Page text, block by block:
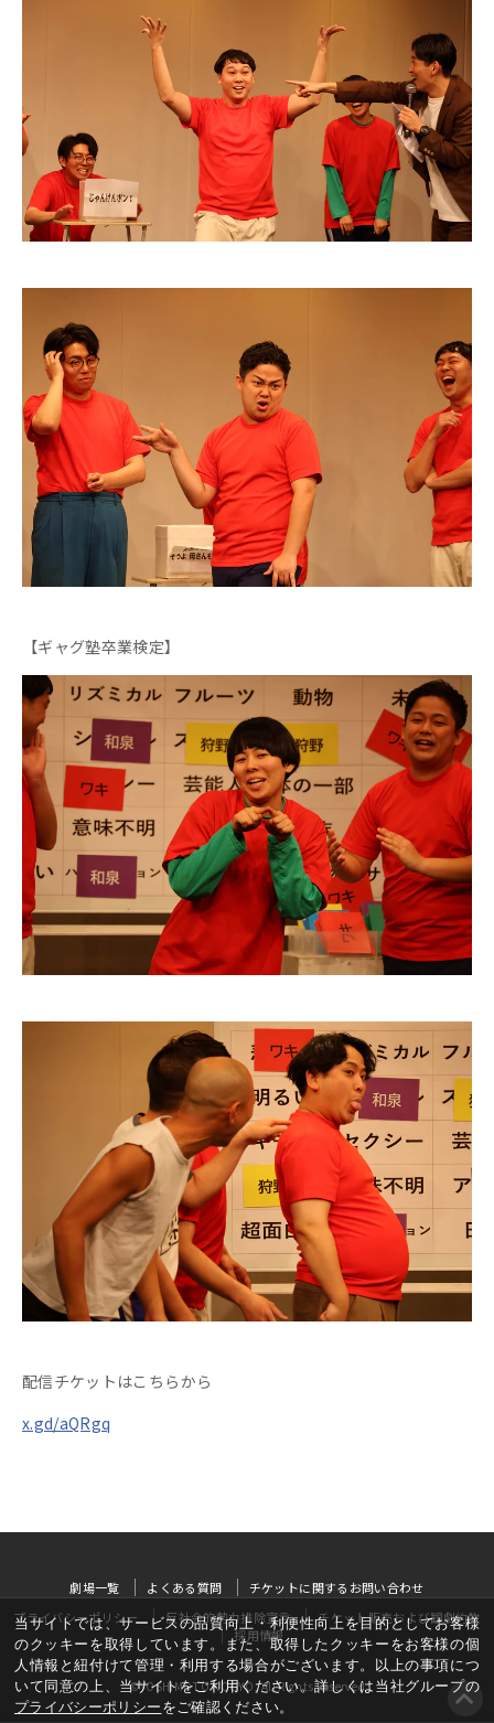
【ギャグ塾卒業検定】
配信チケットはこちらから
x.gd/aQRgq
当サイトでは、サービスの品質向上・利便性向上を目的としてお客様
のクッキーを取得しています。また、取得したクッキーをお客様の個
人情報と紐付けて管理・利用する場合がございます。以上の事項につ
いて同意の上、当サイトをご利用ください。詳しくは当社グループの
プライバシーポリシーをご確認ください。
劇場一覧 よくある質問
チケットに関するお問い合わせ
プライバシーポリシー
反社会的勢力排除宣言
チケット販売および観劇約款
採用情報
©YOSHIMOTO KOGYO, All Rights Reserved